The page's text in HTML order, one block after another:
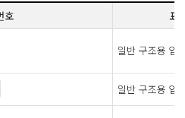
호 표
일반 구조용 압
일반 구조용 압